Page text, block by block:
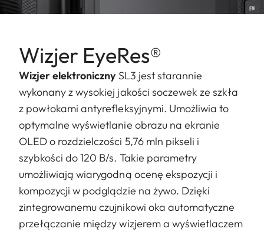
Wizjer EyeRes®
Wizjer elektronicznySL3 jest starannie
wykonany z wysokiej jakości soczewek ze szkła
z powłokami antyrefleksyjnymi. Umożliwia to
optymalne wyświetlanie obrazu na ekranie
OLED o rozdzielczości 5,76 mln pikseli i
szybkości do 120 B/s. Takie parametry
umożliwiają wiarygodną ocenę ekspozycji i
kompozycji w podglądzie na żywo. Dzięki
zintegrowanemu czujnikowi oka automatyczne
przełączanie między wizjerem a wyświetlaczem